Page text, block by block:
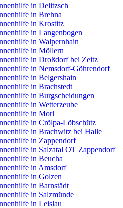
in Delitzsch
in Brehna
in Krostitz
in Langenbogen
in Walpernhain
in Möllern
in Droßdorf bei Zeitz
in Nemsdorf-Göhrendorf
in Belgershain
in Brachstedt
in Burgscheidungen
in Wetterzeube
in Morl
in Crölpa-Löbschütz
in Brachwitz bei Halle
in Zappendorf
in Salzatal OT Zappendorf
in Beucha
in Amsdorf
in Golzen
in Barnstädt
in Salzmünde
in Leislau